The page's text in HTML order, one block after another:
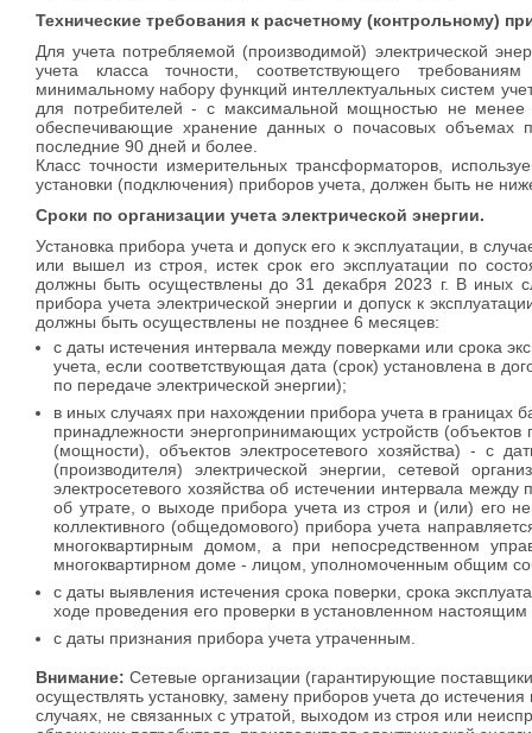
Технические требования к расчетному (контрольному)
Для учета потребляемой (производимой) электрической
учета класса точности, соответствующего
минимальному набору функций интеллектуальных систем
для потребителей - с максимальной мощностью не
обеспечивающие хранение данных о почасовых объемах
последние 90 дней и более.
Класс точности измерительных трансформаторов,
установки (подключения) приборов учета, должен быть не
Сроки по организации учета электрической энергии.
Установка прибора учета и допуск его к эксплуатации, в
или вышел из строя, истек срок его эксплуатации по
должны быть осуществлены до 31 декабря 2023 г. В иных
прибора учета электрической энергии и допуск к
должны быть осуществлены не позднее 6 месяцев:
с даты истечения интервала между поверками или срока
учета, если соответствующая дата (срок) установлена в
по передаче электрической энергии);
в иных случаях при нахождении прибора учета в границах
принадлежности энергопринимающих устройств (объектов
(мощности), объектов электросетевого хозяйства) - с
(производителя) электрической энергии, сетевой
электросетевого хозяйства об истечении интервала между
об утрате, о выходе прибора учета из строя и (или) его
коллективного (общедомового) прибора учета
многоквартирным домом, а при непосредственном
многоквартирном доме - лицом, уполномоченным общим
с даты выявления истечения срока поверки, срока
ходе проведения его проверки в установленном
с даты признания прибора учета утраченным.
Внимание: Сетевые организации (гарантирующие
осуществлять установку, замену приборов учета до
случаях, не связанных с утратой, выходом из строя или